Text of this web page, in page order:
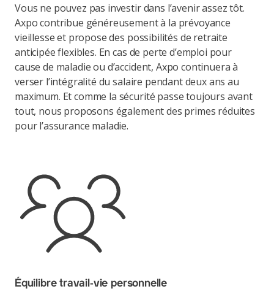
Vous ne pouvez pas investir dans l’avenir assez tôt.
Axpo contribue généreusement à la prévoyance
vieillesse et propose des possibilités de retraite
anticipée flexibles. En cas de perte d’emploi pour
cause de maladie ou d’accident, Axpo continuera à
verser l’intégralité du salaire pendant deux ans au
maximum. Et comme la sécurité passe toujours avant
tout, nous proposons également des primes réduites
pour l’assurance maladie.
Équilibre travail-vie personnelle